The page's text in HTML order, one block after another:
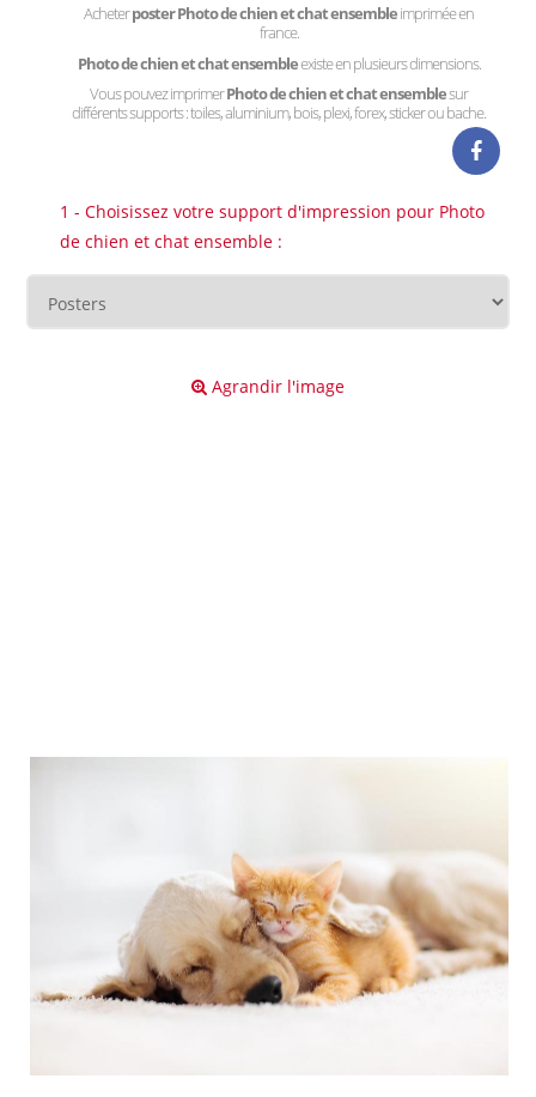
Acheterposter Photo de chien et chat ensembleimprimée en
france.
Photo de chien et chat ensembleexiste en plusieurs dimensions.
Vous pouvez imprimerPhoto de chien et chat ensemblesur
différents supports : toiles, aluminium, bois, plexi, forex, sticker ou bache.
1 - Choisissez votre support d'impression pour Photo
de chien et chat ensemble :
Agrandir l'image